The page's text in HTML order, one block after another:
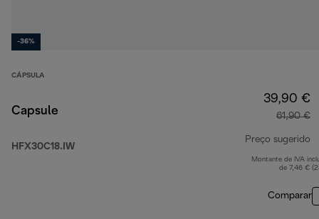
-36%
CÁPSULA
Capsule
HFX30C18.IW
39,90 €
61,90 €
Preço sugerido
Montante de IVA
de 7,46 €
Comparar